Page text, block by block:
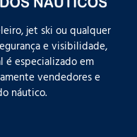
jet ski ou qualquer
e visibilidade,
é especializado em
vendedores e
náutico.